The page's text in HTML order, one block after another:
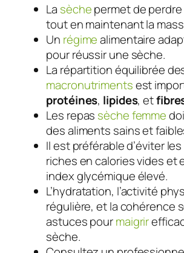
La sèchepermet de
tout en maintenant la
Un régimealimentaire
pour réussir une sèche.
La répartition équilibrée
macronutrimentsest
protéines, lipides, et
Les repas sèche femme
des aliments sains et
Il est préférable d’éviter
riches en calories vides et
index glycémique élevé.
L’hydratation, l’activité
régulière, et la cohérence
astuces pourmaigrir
sèche.